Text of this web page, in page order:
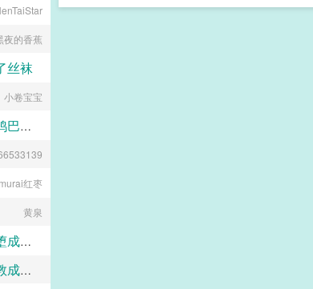
百无禁忌
夜的香蕉
丝袜
daokee
小卷宝宝
长腿大胸的处女女友被我的三个大鸡巴室友轮番调教，狠狠灌精直到怀孕
158330
红枣
黄泉
关于妩媚动人的诡术妖姬被调教恶堕成媚黑母猪乐芙兰的这档子事
（扶她）疫情期间警花母亲被我调教成三洞全开的肉便器母狗